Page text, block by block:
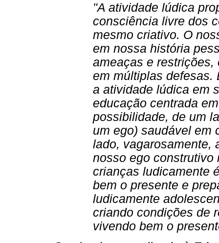
"A atividade lúdica
consciência livre dos
mesmo criativo. O
em nossa história
ameaças e
em múltiplas defesas.
a atividade lúdica em
educação centrada
possibilidade, de um
um ego) saudável em
lado, vagarosamente,
nosso ego construtivo
crianças ludicamente
bem o presente e
ludicamente
criando condições de
vivendo bem o